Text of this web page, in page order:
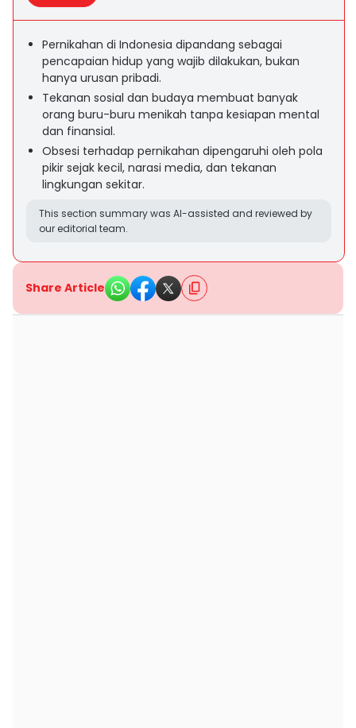
Pernikahan di Indonesia dipandang sebagai
pencapaian hidup yang wajib dilakukan, bukan
hanya urusan pribadi.
Tekanan sosial dan budaya membuat banyak
orang buru-buru menikah tanpa kesiapan mental
dan finansial.
Obsesi terhadap pernikahan dipengaruhi oleh pola
pikir sejak kecil, narasi media, dan tekanan
lingkungan sekitar.
This section summary was AI-assisted and reviewed by
our editorial team.
Share Article